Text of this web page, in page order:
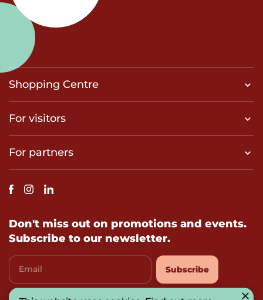
Shopping Centre
For visitors
For partners
Don't miss out on promotions and events.
Subscribe to our newsletter.
Email Subscribe